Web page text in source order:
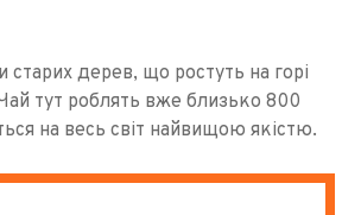
старих дерев, що ростуть на горі
тут роблять вже близько 800
на весь світ найвищою якістю.